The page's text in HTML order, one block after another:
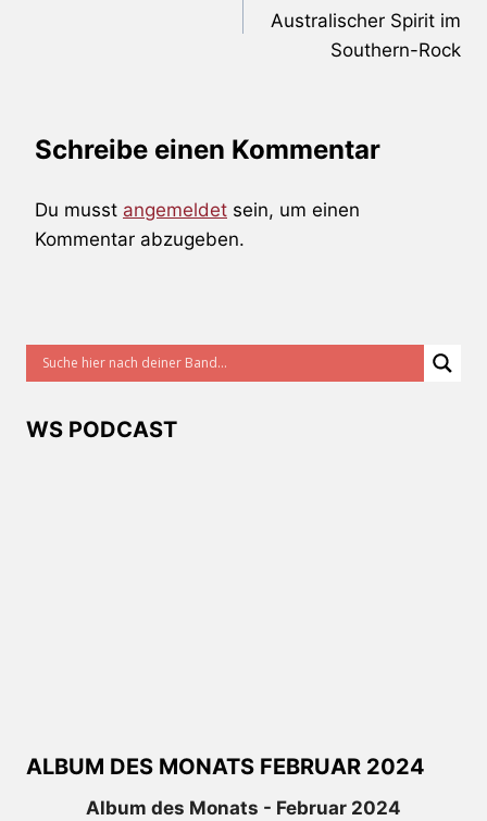
Australischer Spirit im
Southern-Rock
Schreibe einen Kommentar
Du musst angemeldet sein, um einen
Kommentar abzugeben.
WS PODCAST
ALBUM DES MONATS FEBRUAR 2024
Album des Monats - Februar 2024